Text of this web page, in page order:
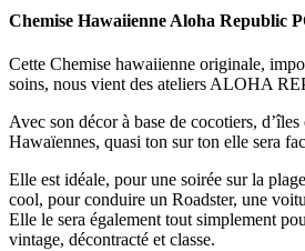
Chemise Hawaiienne Aloha Republic
Cette Chemise hawaiienne originale,
soins, nous vient des ateliers ALOHA
Avec son décor à base de cocotiers,
Hawaïennes, quasi ton sur ton elle sera
Elle est idéale, pour une soirée sur la
cool, pour conduire un Roadster, une
Elle le sera également tout simplement
vintage, décontracté et classe.